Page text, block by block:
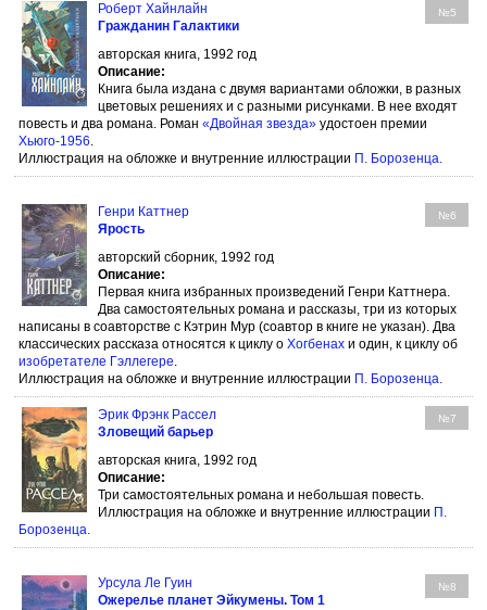
Роберт Хайнлайн №5
Гражданин Галактики
авторская книга, 1992 год
Описание:
Книга была издана с двумя вариантами обложки, в разных
цветовых решениях и с разными рисунками. В нее входят
повесть и два романа. Роман «Двойная звезда» удостоен премии
Хьюго-1956.
Иллюстрация на обложке и внутренние иллюстрации П. Борозенца.
Генри Каттнер №6
Ярость
авторский сборник, 1992 год
Описание:
Первая книга избранных произведений Генри Каттнера.
Два самостоятельных романа и рассказы, три из которых
написаны в соавторстве с Кэтрин Мур (соавтор в книге не указан). Два
классических рассказа относятся к циклу о Хогбенах и один, к циклу об
изобретателе Гэллегере.
Иллюстрация на обложке и внутренние иллюстрации П. Борозенца.
Эрик Фрэнк Рассел №7
Зловещий барьер
авторская книга, 1992 год
Описание:
Три самостоятельных романа и небольшая повесть.
Иллюстрация на обложке и внутренние иллюстрации П.
Борозенца.
Урсула Ле Гуин №8
Ожерелье планет Эйкумены. Том 1